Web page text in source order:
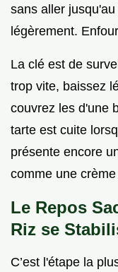
sans aller
légèrement.
La clé est de
trop vite, baissez
couvrez les d'une
tarte est cuite
présente encore
comme une
Le Repos
Riz se
C’est l'étape la